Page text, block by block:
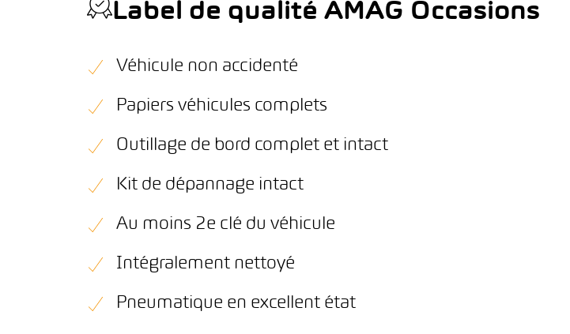
Label de qualité AMAG Occasions
Véhicule non accidenté
Papiers véhicules complets
Outillage de bord complet et intact
Kit de dépannage intact
Au moins 2e clé du véhicule
Intégralement nettoyé
Pneumatique en excellent état